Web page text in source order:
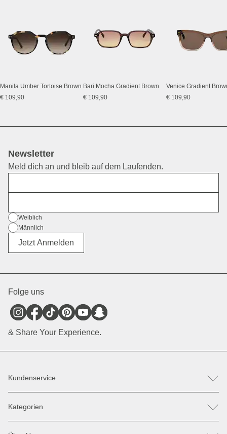
Manila Umber Tortoise Brown
€ 109,90
Bari Mocha Gradient Brown
€ 109,90
Venice Gradient
€ 109,90
Newsletter
Meld dich an und bleib auf dem Laufenden.
Geschlecht
Weiblich
Männlich
Divers
Jetzt Anmelden
Folge uns
& Share Your Experience.
Kundenservice
Hilfe & Kontakt
Retoure / Reklamation anmelden
Ersatzteile
Kategorien